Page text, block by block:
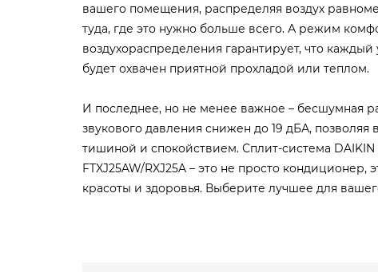
вашего помещения, распределяя воздух
туда, где это нужно больше всего. А режим
воздухораспределения гарантирует, что
будет охвачен приятной прохладой или теплом.
И последнее, но не менее важное – бесшумная
звукового давления снижен до 19 дБА, позволяя
тишиной и спокойствием. Сплит-система DAIKIN
FTXJ25AW/RXJ25A – это не просто кондиционер,
красоты и здоровья. Выберите лучшее для